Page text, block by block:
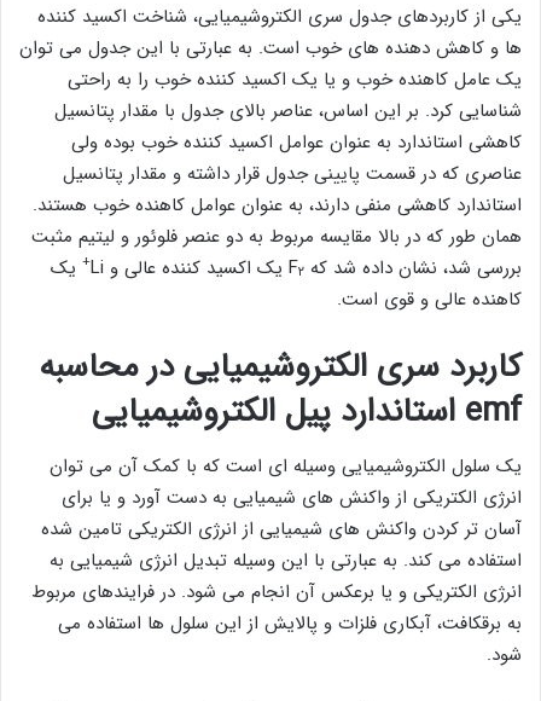
یکی از کاربردهای جدول سری الکتروشیمیایی، شناخت اکسید کننده
ها و کاهش دهنده های خوب است. به عبارتی با این جدول می توان
یک عامل کاهنده خوب و یا یک اکسید کننده خوب را به راحتی
شناسایی کرد. بر این اساس، عناصر بالای جدول با مقدار پتانسیل
کاهشی استاندارد به عنوان عوامل اکسید کننده خوب بوده ولی
عناصری که در قسمت پایینی جدول قرار داشته و مقدار پتانسیل
استاندارد کاهشی منفی دارند، به عنوان عوامل کاهنده خوب هستند.
همان طور که در بالا مقایسه مربوط به دو عنصر فلوئور و لیتیم مثبت
بررسی شد، نشان داده شد که F ۲ یک اکسید کننده عالی و Li + یک
کاهنده عالی و قوی است.
کاربرد سری الکتروشیمیایی در محاسبه
emf استاندارد پیل الکتروشیمیایی
یک سلول الکتروشیمیایی وسیله ای است که با کمک آن می توان
انرژی الکتریکی از واکنش های شیمیایی به دست آورد و یا برای
آسان تر کردن واکنش های شیمیایی از انرژی الکتریکی تامین شده
استفاده می کند. به عبارتی با این وسیله تبدیل انرژی شیمیایی به
انرژی الکتریکی و یا برعکس آن انجام می شود. در فرایندهای مربوط
به برقکافت، آبکاری فلزات و پالایش از این سلول ها استفاده می
شود.